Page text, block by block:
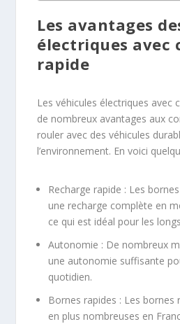
Les avantages
électriques avec
rapide
Les véhicules électriques avec
de nombreux avantages aux
rouler avec des véhicules
l’environnement. En voici
Recharge rapide : Les
une recharge complète en
ce qui est idéal pour les
Autonomie : De nombreux
une autonomie suffisante
quotidien.
Bornes rapides : Les bornes
en plus nombreuses en